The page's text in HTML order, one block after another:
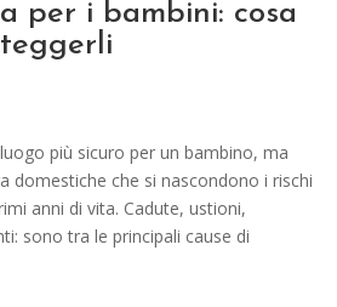
per i bambini: cosa
più sicuro per un bambino, ma
domestiche che si nascondono i rischi
anni di vita. Cadute, ustioni,
sono tra le principali cause di